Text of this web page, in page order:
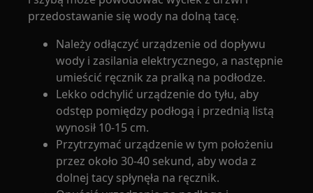
przedostawanie się wody na dolną tacę.
Należy odłączyć urządzenie od dopływu
wody i zasilania elektrycznego, a następnie
umieścić ręcznik za pralką na podłodze.
Lekko odchylić urządzenie do tyłu, aby
odstęp pomiędzy podłogą i przednią listą
wynosił 10-15 cm.
Przytrzymać urządzenie w tym położeniu
przez około 30-40 sekund, aby woda z
dolnej tacy spłynęła na ręcznik.